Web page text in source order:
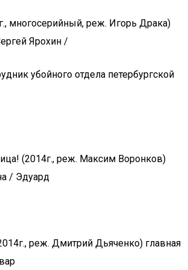
многосерийный, реж. Игорь Драка)
Ярохин /
убойного отдела петербургской
(2014г., реж. Максим Воронков)
/ Эдуард
реж. Дмитрий Дьяченко) главная